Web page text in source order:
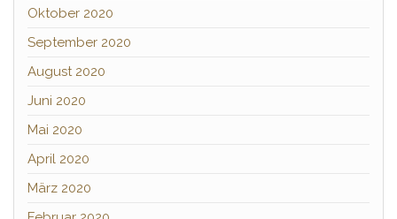
Oktober 2020
September 2020
August 2020
Juni 2020
Mai 2020
April 2020
März 2020